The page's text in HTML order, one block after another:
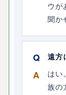
ウが
聞か
遠方
はい
族の